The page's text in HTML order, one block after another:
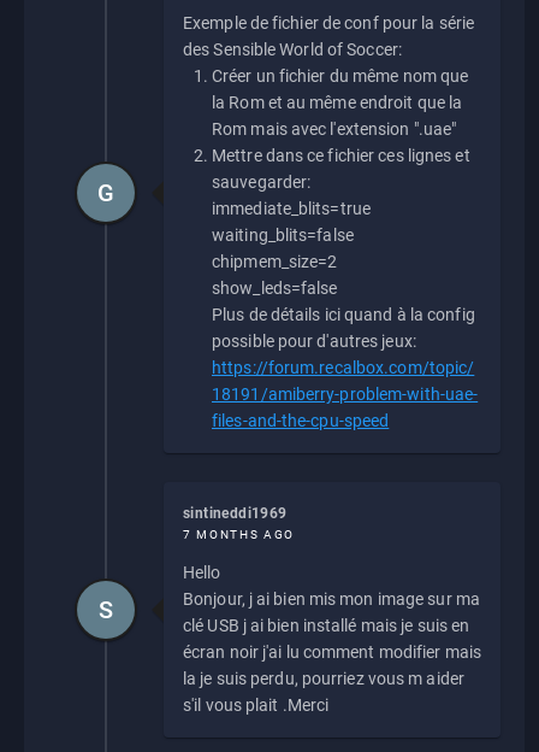
Exemple de fichier de conf pour la série
des Sensible World of Soccer:
Créer un fichier du même nom que
la Rom et au même endroit que la
Rom mais avec l'extension ".uae"
Mettre dans ce fichier ces lignes et
sauvegarder:
immediate_blits=true
waiting_blits=false
chipmem_size=2
show_leds=false
Plus de détails ici quand à la config
possible pour d'autres jeux:
https://forum.recalbox.com/topic/
18191/amiberry-problem-with-uae-
files-and-the-cpu-speed
G
sintineddi1969
7 MONTHS AGO
Hello
Bonjour, j ai bien mis mon image sur ma
clé USB j ai bien installé mais je suis en
écran noir j'ai lu comment modifier mais
la je suis perdu, pourriez vous m aider
s'il vous plait .Merci
S